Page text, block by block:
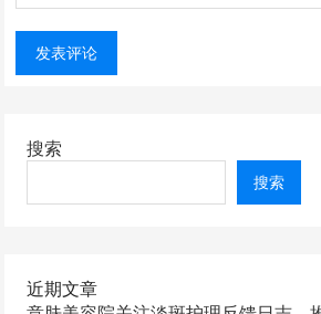
搜索
搜索
近期文章